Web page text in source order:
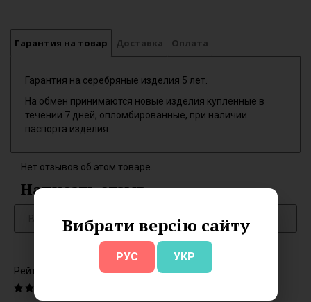
Вибрати версію сайту
РУС УКР
Гарантия на товар Доставка Оплата
Гарантия на серебряные изделия 5 лет.
На обмен принимаются новые изделия купленные в
течении 7 дней, опломбированные, при наличии
паспорта изделия.
Нет отзывов об этом товаре.
Написать отзыв
Рейтинг